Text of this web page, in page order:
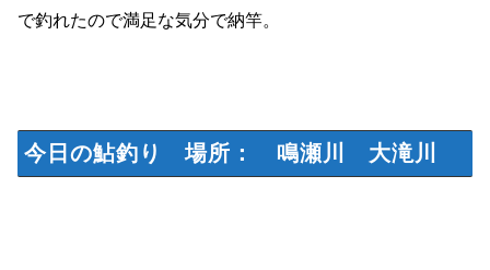
で釣れたので満足な気分で納竿。
今日の鮎釣り 場所： 鳴瀬川 大滝川